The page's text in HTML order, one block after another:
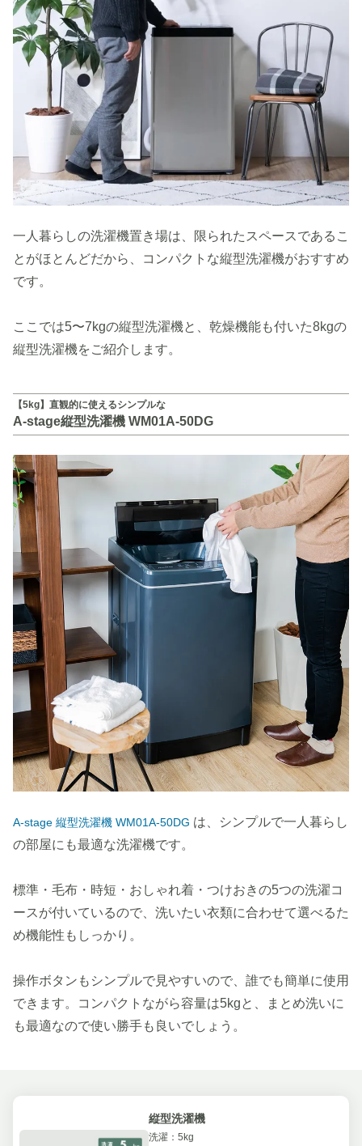
一人暮らしの洗濯機置き場は、限られたスペースであるこ
とがほとんどだから、コンパクトな縦型洗濯機がおすすめ
です。
ここでは5〜7kgの縦型洗濯機と、乾燥機能も付いた8kgの
縦型洗濯機をご紹介します。
【5kg】直観的に使えるシンプルな
A-stage縦型洗濯機 WM01A-50DG
A-stage 縦型洗濯機 WM01A-50DG は、シンプルで一人暮らし
の部屋にも最適な洗濯機です。
標準・毛布・時短・おしゃれ着・つけおきの5つの洗濯コ
ースが付いているので、洗いたい衣類に合わせて選べるた
め機能性もしっかり。
操作ボタンもシンプルで見やすいので、誰でも簡単に使用
できます。コンパクトながら容量は5kgと、まとめ洗いに
も最適なので使い勝手も良いでしょう。
縦型洗濯機
洗濯：5kg